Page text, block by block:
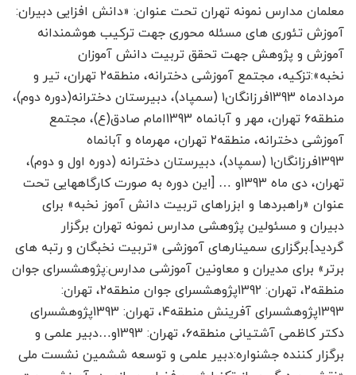
معلمان مدارس نمونه تهران تحت عنوان: «دانش افزایی دبیران:
آموزش تئوری های مسئله محوری جهت ترکیب هوشمندانه
آموزش و پژوهش جهت تحقق تربیت دانش آموزان
نخبه»:تزکیه، مجتمع آموزشی دخترانه، منطقه۲ تهران، تیر و
مردادماه 1393فرزانگان۱ (سمپاد)، دبیرستان دخترانه(دوره دوم)،
منطقه۶ تهران، مهر و آبان­ماه 1393امام صادق(ع)، مجتمع
آموزشی دخترانه، منطقه۲ تهران، مهرماه و آبان­ماه
1393فرزانگان۱ (سمپاد)، دبیرستان دخترانه (دوره اول و دوم)،
تهران، دی ماه 1393و … [این دوره به صورت کارگاه­هایی تحت
عنوان «راهبردها و ابزراهای تربیت دانش آموز نخبه» برای
دبیران و مسئولین پژوهشی مدارس نمونه تهران برگزار
گردید].برگزاری سمینارهای آموزشی «تربیت نخبگان و رتبه های
برتر» برای مدیران و معاونین آموزشی مدارس:پژوهشسرای جوان
منطقه2، تهران: 1392پژوهشسرای جوان منطقه۲، تهران:
1393پژوهشسرای آفرینش منطقه۴، تهران: 1393پژوهشسرای
دکتر کاظمی آشتیانی منطقه۶، تهران: 1393و…دبیر علمی و
برگزار کننده جشنواره:دبیر علمی و توسعه ششمین نشست ملی